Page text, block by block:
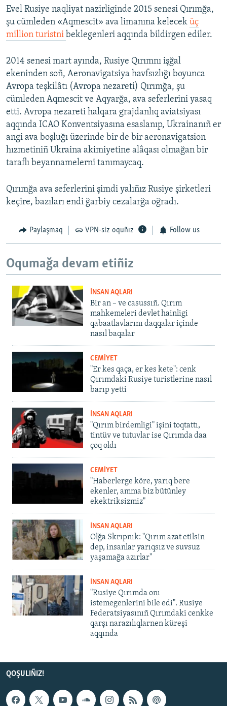
Evel Rusiye naqliyat nazirliginde 2015 senesi Qırımğa,
şu cümleden «Aqmescit» ava limanına kelecek üç
million turistni beklegenleri aqqında bildirgen ediler.
2014 senesi mart ayında, Rusiye Qırımnı işğal
ekeninden soñ, Aeronavigatsiya havfsızlığı boyunca
Avropa teşkilâtı (Avropa nezareti) Qırımğa, şu
cümleden Aqmescit ve Aqyarğa, ava seferlerini yasaq
etti. Avropa nezareti halqara grajdanlıq aviatsiyası
aqqında ICAO Konventsiyasına esaslanıp, Ukrainanıñ er
angi ava boşluğı üzerinde bir de bir aeronavigatsion
hızmetiniñ Ukraina akimiyetine alâqası olmağan bir
taraflı beyannamelerni tanımaycaq.
Qırımğa ava seferlerini şimdi yalıñız Rusiye şirketleri
keçire, bazıları endi ğarbiy cezalarğa oğradı.
Paylaşmaq VPN-siz oquñız Follow us
Oqumağa devam etiñiz
İNSAN AQLARI
Bir an – ve casussıñ. Qırım
mahkemeleri devlet hainligi
qabaatlavlarını daqqalar içinde
nasıl baqalar
CEMİYET
"Er kes qaça, er kes kete": cenk
Qırımdaki Rusiye turistlerine nasıl
barıp yetti
İNSAN AQLARI
"Qırım birdemligi" işini toqtattı,
tintüv ve tutuvlar ise Qırımda daa
çoq oldı
CEMİYET
"Haberlerge köre, yarıq bere
ekenler, amma biz bütünley
ekektriksizmiz"
İNSAN AQLARI
Olğa Skrıpnık: "Qırım azat etilsin
dep, insanlar yarıqsız ve suvsuz
yaşamağa azırlar"
İNSAN AQLARI
"Rusiye Qırımda onı
istemegenlerini bile edi". Rusiye
Federatsiyasınıñ Qırımdaki cenkke
qarşı narazılıqlarnen küreşi
aqqında
QOŞULIÑIZ!